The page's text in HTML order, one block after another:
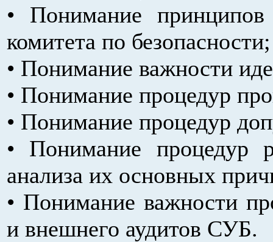
• Понимание принципов
комитета по безопасности;
• Понимание важности
• Понимание процедур
• Понимание процедур
• Понимание процедур
анализа их основных
• Понимание важности
и внешнего аудитов СУБ.